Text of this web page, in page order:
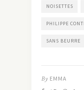
NOISETTES
PHILIPPE
SANS BEURRE
By EMMA